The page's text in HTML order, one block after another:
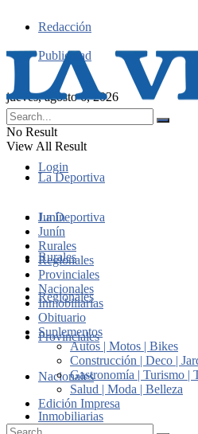
Redacción
Publicidad
jueves, agosto 6, 2026
Login
No Result
View All Result
La Deportiva
Junín
Rurales
Regionales
Provinciales
Nacionales
Inmobiliarias
La Deportiva
Junín
Rurales
Regionales
Provinciales
Nacionales
Inmobiliarias
Obituario
Suplementos
Autos | Motos | Bikes
Construcción | Deco |
Gastronomía | Turismo |
Salud | Moda | Belleza
Edición Impresa